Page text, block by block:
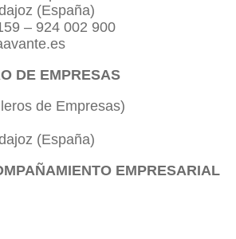
(España)
– 924 002 900
DE EMPRESAS
de Empresas)
(España)
EMPRESARIAL